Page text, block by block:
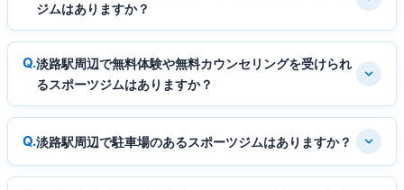
ジムはありますか？
淡路駅周辺で無料体験や無料カウンセリングを受けられ
るスポーツジムはありますか？
淡路駅周辺で駐車場のあるスポーツジムはありますか？